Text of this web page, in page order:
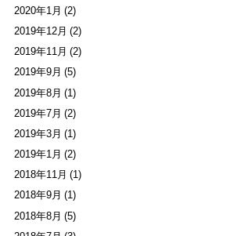
2020年1月 (2)
2019年12月 (2)
2019年11月 (2)
2019年9月 (5)
2019年8月 (1)
2019年7月 (2)
2019年3月 (1)
2019年1月 (2)
2018年11月 (1)
2018年9月 (1)
2018年8月 (5)